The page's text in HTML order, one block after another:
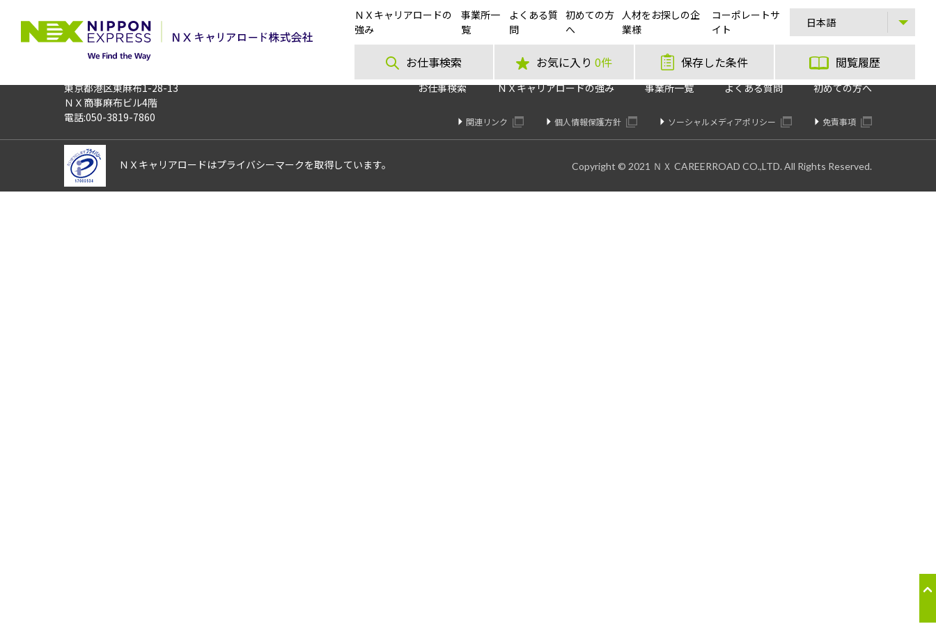
ＮＸキャリアロードの
強み
事業所一
覧
よくある質
問
初めての方
へ
人材をお探しの企
業様
コーポレートサ
イト
お仕事検索 お気に入り 0件 保存した条件 閲覧履歴
【7月オープニング】半導体関連倉庫内の一般事務スタッフ《神奈川県川崎市》
お仕事番号013237
東京都港区東麻布1-28-13
ＮＸ商事麻布ビル4階
電話:050-3819-7860
お仕事検索 ＮＸキャリアロードの強み 事業所一覧 よくある質問 初めての方へ
関連リンク 個人情報保護方針 ソーシャルメディアポリシー 免責事項
ＮＸキャリアロードはプライバシーマークを取得しています。 Copyright © 2021 ＮＸ CAREERROAD CO.,LTD. All Rights Reserved.